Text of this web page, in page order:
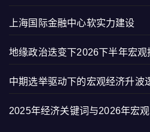
上海国际金融中心软实力建设
地缘政治迭变下2026下半年宏观
中期选举驱动下的宏观经济升波
2025年经济关键词与2026年宏